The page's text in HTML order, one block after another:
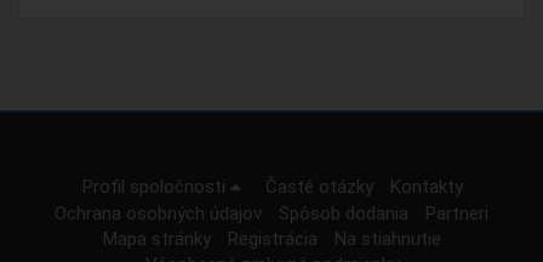
Profil spoločnosti Časté otázky
Kontakty
Ochrana osobných údajov
Spôsob dodania
Partneri
Mapa stránky
Registrácia
Na stiahnutie